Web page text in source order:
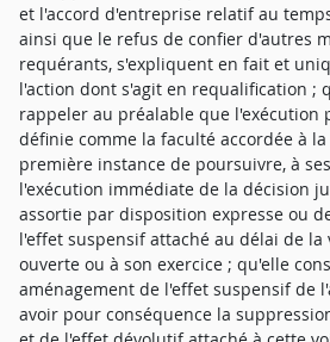
et l'accord d'entreprise relatif au
ainsi que le refus de confier d'autres
requérants, s'expliquent en fait et
l'action dont s'agit en requalification ;
rappeler au préalable que l'exécution
définie comme la faculté accordée à
première instance de poursuivre, à
l'exécution immédiate de la décision
assortie par disposition expresse ou
l'effet suspensif attaché au délai de la
ouverte ou à son exercice ; qu'elle
aménagement de l'effet suspensif de
avoir pour conséquence la